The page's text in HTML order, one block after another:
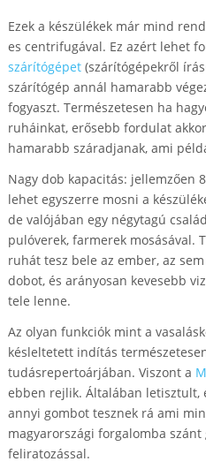
Ezek a készülékek már mind
es centrifugával. Ez azért lehet
szárítógépet(szárítógépekről
szárítógép annál hamarabb
fogyaszt. Természetesen ha
ruháinkat, erősebb fordulat
hamarabb száradjanak, ami
Nagy dob kapacitás: jellemzően
lehet egyszerre mosni a
de valójában egy négytagú
pulóverek, farmerek mosásával.
ruhát tesz bele az ember, az
dobot, és arányosan kevesebb
tele lenne.
Az olyan funkciók mint a
késleltetett indítás
tudásrepertoárjában. Viszont a
ebben rejlik. Általában letisztult,
annyi gombot tesznek rá ami
magyarországi forgalomba
feliratozással.